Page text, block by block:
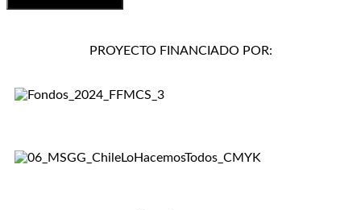
PROYECTO FINANCIADO POR: